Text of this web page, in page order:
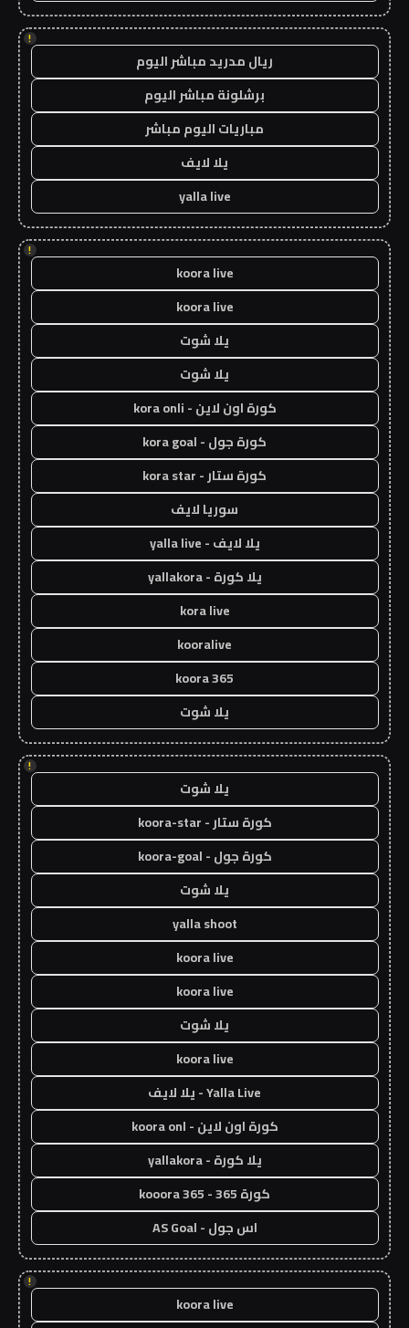
!
ريال مدريد مباشر اليوم
برشلونة مباشر اليوم
مباريات اليوم مباشر
يلا لايف
yalla live
!
koora live
koora live
يلا شوت
يلا شوت
كورة اون لاين - kora onli
كورة جول - kora goal
كورة ستار - kora star
سوريا لايف
يلا لايف - yalla live
يلا كورة - yallakora
kora live
kooralive
koora 365
يلا شوت
!
يلا شوت
كورة ستار - koora-star
كورة جول - koora-goal
يلا شوت
yalla shoot
koora live
koora live
يلا شوت
koora live
Yalla Live - يلا لايف
كورة اون لاين - koora onl
يلا كورة - yallakora
كورة 365 - kooora 365
اس جول - AS Goal
!
koora live